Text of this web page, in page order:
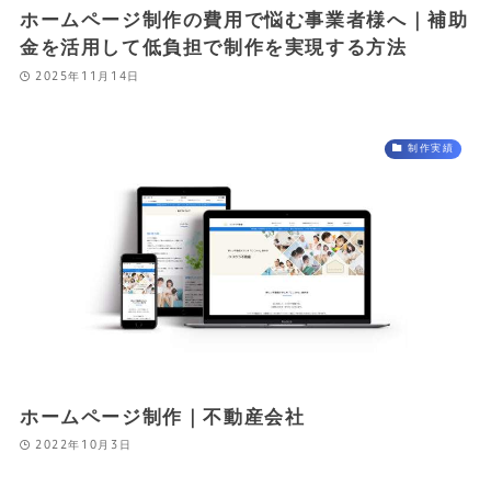
ホームページ制作の費用で悩む事業者様へ｜補助
金を活用して低負担で制作を実現する方法
2025年11月14日
制作実績
ホームページ制作｜不動産会社
2022年10月3日